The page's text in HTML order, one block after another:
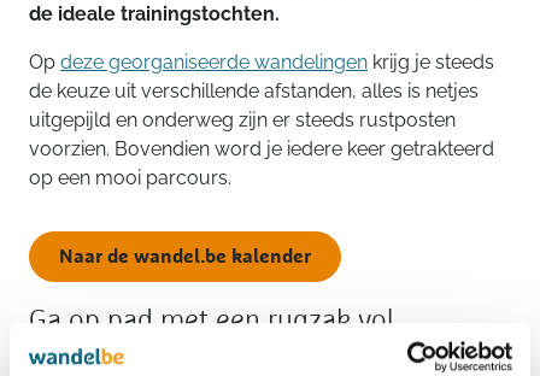
de ideale trainingstochten.
Op deze georganiseerde wandelingen krijg je steeds
de keuze uit verschillende afstanden, alles is netjes
uitgepijld en onderweg zijn er steeds rustposten
voorzien. Bovendien word je iedere keer getrakteerd
op een mooi parcours.
Naar de wandel.be kalender
Ga op pad met een rugzak vol
voordelen